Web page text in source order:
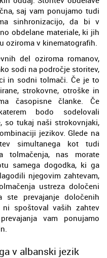
saj vam ponujamo tudi
sinhronizacijo, da bi v
obdelane materiale, ki jih
oziroma v kinematografih.
del oziroma romanov,
sodi na področje storitev,
in sodni tolmači. Če je to
strokovne, otroške in
časopisne članke. Če
bodo sodelovali
so tukaj naši strokovnjaki,
jezikov. Glede na
simultanega kot tudi
tolmačenja, nas morate
samega dogodka, ki ga
njegovim zahtevam,
ustreza določeni
ste prevajanje določenih
spoštoval vaših zahtev
vam ponujamo
v albanski jezik